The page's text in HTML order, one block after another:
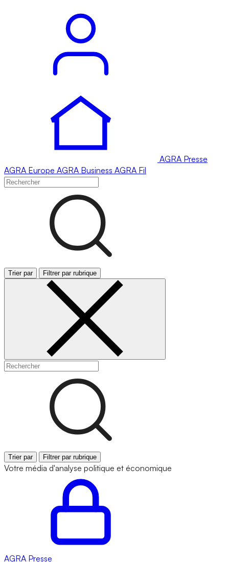
AGRA Presse
AGRA Europe AGRA Business AGRA Fil
Trier par Filtrer par rubrique
Trier par Filtrer par rubrique
Votre média d'analyse politique et économique
AGRA Presse